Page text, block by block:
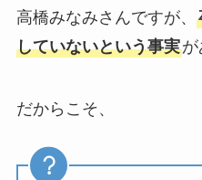
高橋みなみさんですが、
していないという事実が
だからこそ、